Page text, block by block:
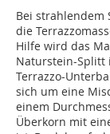
Bei strahlendem
die
Hilfe wird das
Naturstein-Splitt
Terrazzo-
sich um eine
einem
Überkorn mit